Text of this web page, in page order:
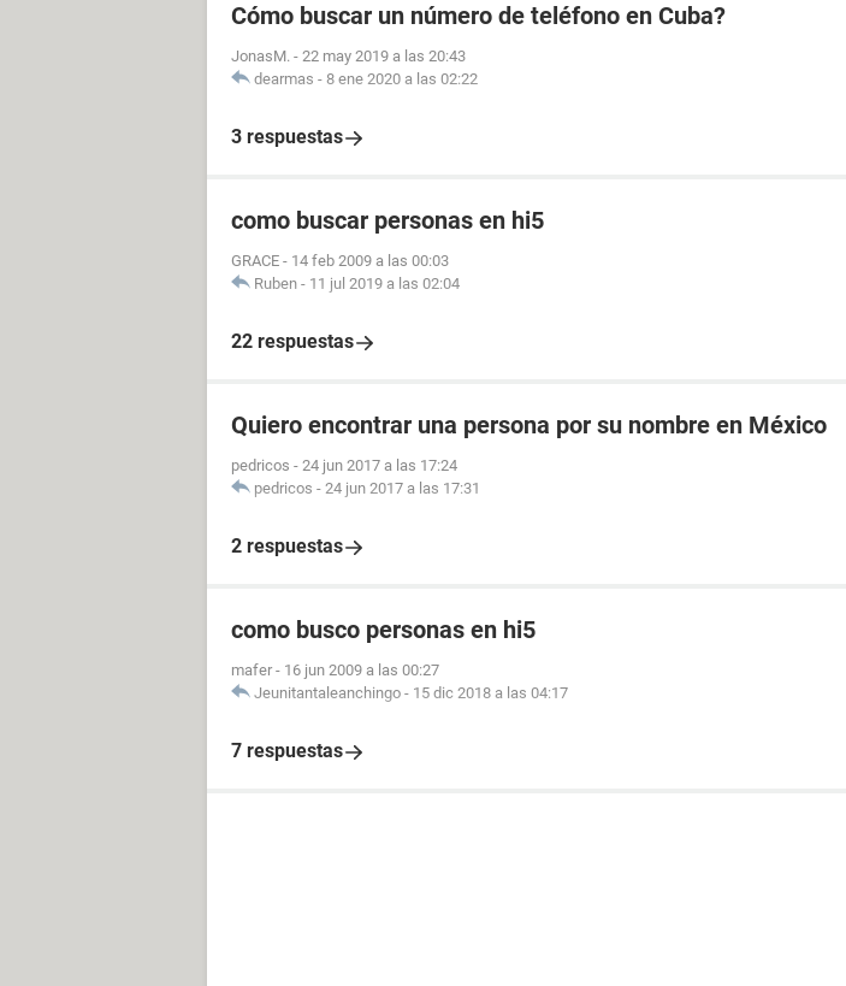
Cómo buscar un número de teléfono en Cuba?
JonasM. - 22 may 2019 a las 20:43
dearmas - 8 ene 2020 a las 02:22
3 respuestas
como buscar personas en hi5
GRACE - 14 feb 2009 a las 00:03
Ruben - 11 jul 2019 a las 02:04
22 respuestas
Quiero encontrar una persona por su nombre en México
pedricos - 24 jun 2017 a las 17:24
pedricos - 24 jun 2017 a las 17:31
2 respuestas
como busco personas en hi5
mafer - 16 jun 2009 a las 00:27
Jeunitantaleanchingo - 15 dic 2018 a las 04:17
7 respuestas